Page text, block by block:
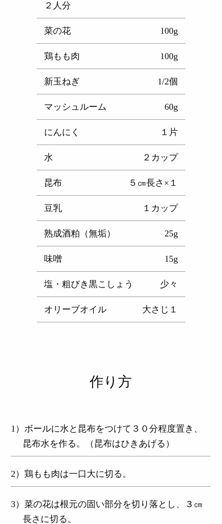
２人分
菜の花 100g
鶏もも肉 100g
新玉ねぎ 1/2個
マッシュルーム 60g
にんにく １片
水 ２カップ
昆布 ５㎝長さ×１
豆乳 １カップ
熟成酒粕（無垢） 25g
味噌 15g
塩・粗びき黒こしょう 少々
オリーブオイル 大さじ１
作り方
1）ボールに水と昆布をつけて３０分程度置き、
昆布水を作る。（昆布はひきあげる）
2）鶏もも肉は一口大に切る。
3）菜の花は根元の固い部分を切り落とし、３㎝
長さに切る。